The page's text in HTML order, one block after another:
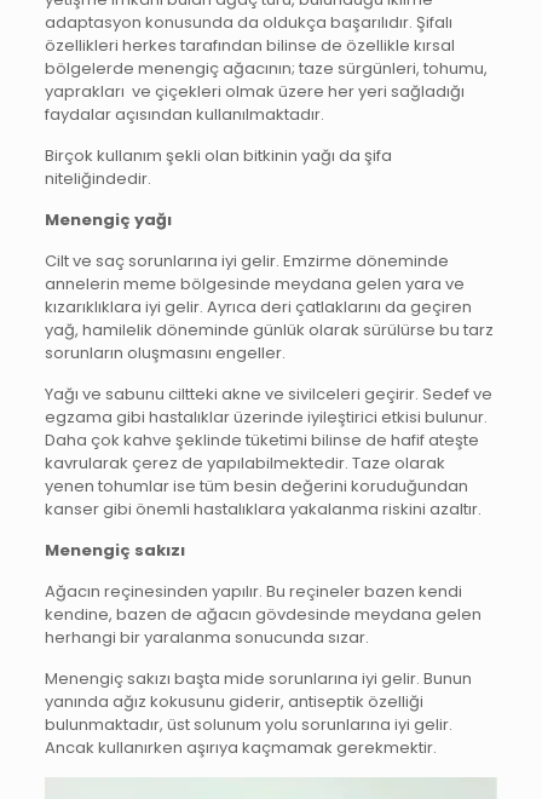
adaptasyon konusunda da oldukça başarılıdır. Şifalı
özellikleri herkes tarafından bilinse de özellikle kırsal
bölgelerde menengiç ağacının; taze sürgünleri, tohumu,
yaprakları ve çiçekleri olmak üzere her yeri sağladığı
faydalar açısından kullanılmaktadır.
Birçok kullanım şekli olan bitkinin yağı da şifa
niteliğindedir.
Menengiç yağı
Cilt ve saç sorunlarına iyi gelir. Emzirme döneminde
annelerin meme bölgesinde meydana gelen yara ve
kızarıklıklara iyi gelir. Ayrıca deri çatlaklarını da geçiren
yağ, hamilelik döneminde günlük olarak sürülürse bu tarz
sorunların oluşmasını engeller.
Yağı ve sabunu ciltteki akne ve sivilceleri geçirir. Sedef ve
egzama gibi hastalıklar üzerinde iyileştirici etkisi bulunur.
Daha çok kahve şeklinde tüketimi bilinse de hafif ateşte
kavrularak çerez de yapılabilmektedir. Taze olarak
yenen tohumlar ise tüm besin değerini koruduğundan
kanser gibi önemli hastalıklara yakalanma riskini azaltır.
Menengiç sakızı
Ağacın reçinesinden yapılır. Bu reçineler bazen kendi
kendine, bazen de ağacın gövdesinde meydana gelen
herhangi bir yaralanma sonucunda sızar.
Menengiç sakızı başta mide sorunlarına iyi gelir. Bunun
yanında ağız kokusunu giderir, antiseptik özelliği
bulunmaktadır, üst solunum yolu sorunlarına iyi gelir.
Ancak kullanırken aşırıya kaçmamak gerekmektir.